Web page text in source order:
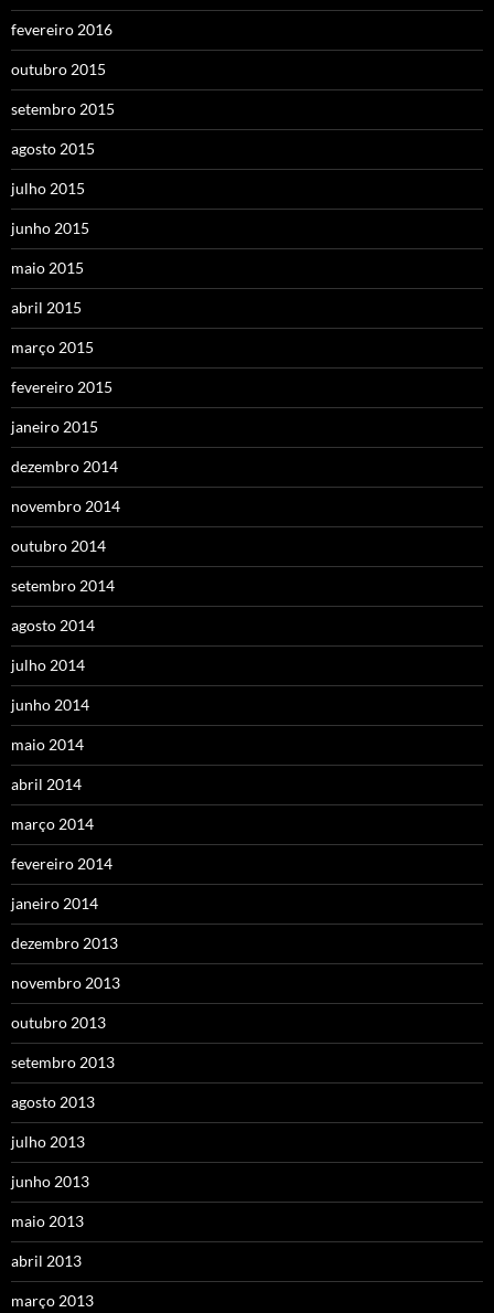
fevereiro 2016
outubro 2015
setembro 2015
agosto 2015
julho 2015
junho 2015
maio 2015
abril 2015
março 2015
fevereiro 2015
janeiro 2015
dezembro 2014
novembro 2014
outubro 2014
setembro 2014
agosto 2014
julho 2014
junho 2014
maio 2014
abril 2014
março 2014
fevereiro 2014
janeiro 2014
dezembro 2013
novembro 2013
outubro 2013
setembro 2013
agosto 2013
julho 2013
junho 2013
maio 2013
abril 2013
março 2013